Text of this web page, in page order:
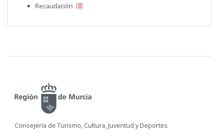
Recaudación
Consejería de Turismo, Cultura, Juventud y Deportes